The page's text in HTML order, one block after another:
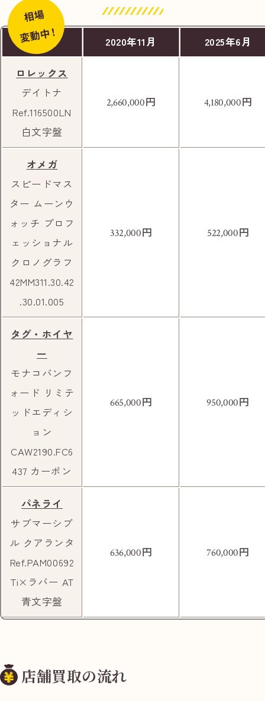
長居駅前本通商店街へお入りください。
当店です。
お車の方は
ださい。
相場
変動中！
商品名 2020年11月 2025年6月
ロレックス
デイトナ
Ref.116500LN
白文字盤
2,660,000円 4,180,000円
オメガ
スピードマス
ター ムーンウ
ォッチ プロフ
ェッショナル
クロノグラフ
42MM311.30.42
.30.01.005
332,000円 522,000円
タグ・ホイヤ
ー
モナコバンフ
ォード リミテ
ッドエディシ
ョン
CAW2190.FC6
437 カーボン
665,000円 950,000円
パネライ
サブマーシブ
ル クアランタ
Ref.PAM00692
Ti×ラバー AT
青文字盤
636,000円 760,000円
店舗買取の流れ